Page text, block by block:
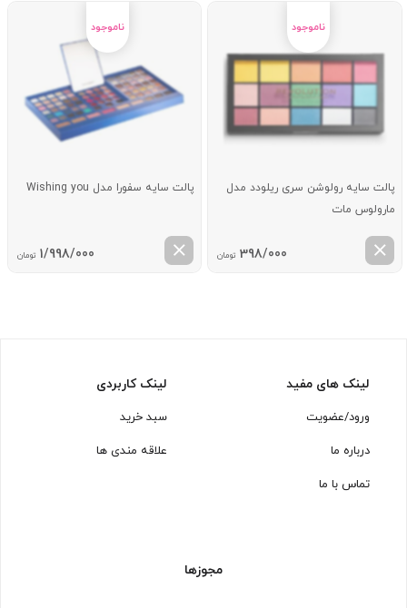
پالت سایه رولوشن سری ریلودد مدل
مارولوس مات
398/000 تومان
پالت سایه سفورا مدل Wishing you
1/998/000 تومان
لینک های مفید
ورود/عضویت
درباره ما
تماس با ما
لینک کاربردی
سبد خرید
علاقه مندی ها
مجوزها